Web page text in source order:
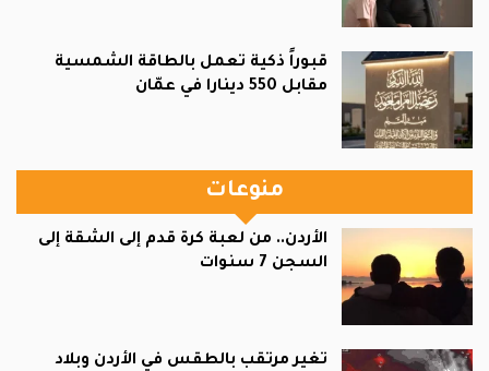
قبوراً ذكية تعمل بالطاقة الشمسية
مقابل 550 دينارا في عمّان
منوعات
الأردن.. من لعبة كرة قدم إلى الشقة إلى
السجن 7 سنوات
تغير مرتقب بالطقس في الأردن وبلاد